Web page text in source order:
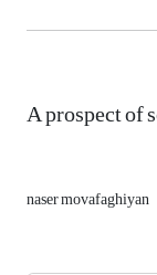
A prospect of
naser movafaghiyan